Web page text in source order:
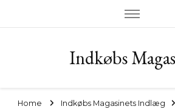
Indkøbs
Home
Indkøbs Magasinets Indlæg